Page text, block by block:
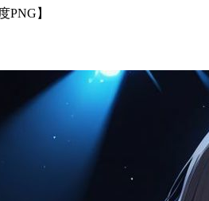
PNG】